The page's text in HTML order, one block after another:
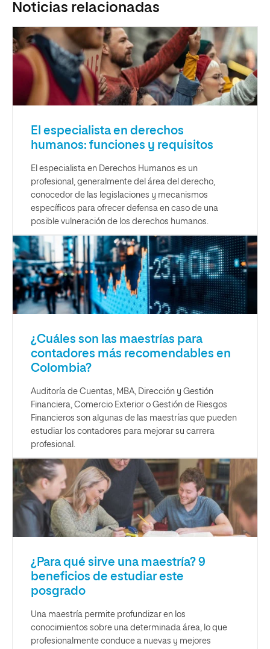
Noticias relacionadas
El especialista en derechos
humanos: funciones y requisitos
El especialista en Derechos Humanos es un
profesional, generalmente del área del derecho,
conocedor de las legislaciones y mecanismos
específicos para ofrecer defensa en caso de una
posible vulneración de los derechos humanos.
¿Cuáles son las maestrías para
contadores más recomendables en
Colombia?
Auditoría de Cuentas, MBA, Dirección y Gestión
Financiera, Comercio Exterior o Gestión de Riesgos
Financieros son algunas de las maestrías que pueden
estudiar los contadores para mejorar su carrera
profesional.
¿Para qué sirve una maestría? 9
beneficios de estudiar este
posgrado
Una maestría permite profundizar en los
conocimientos sobre una determinada área, lo que
profesionalmente conduce a nuevas y mejores